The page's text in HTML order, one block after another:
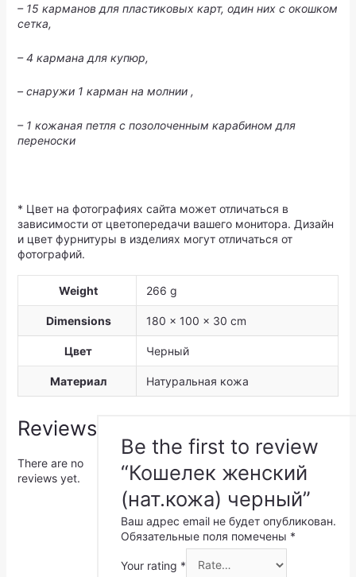
– 15 карманов для пластиковых карт, один них с окошком
сетка,
– 4 кармана для купюр,
– снаружи 1 карман на молнии ,
– 1 кожаная петля с позолоченным карабином для
переноски
* Цвет на фотографиях сайта может отличаться в
зависимости от цветопередачи вашего монитора. Дизайн
и цвет фурнитуры в изделиях могут отличаться от
фотографий.
Weight 266 g
Dimensions 180 × 100 × 30 cm
Цвет Черный
Материал Натуральная кожа
Reviews
There are no
reviews yet.
Be the first to review
“Кошелек женский
(нат.кожа) черный”
Ваш адрес email не будет опубликован.
Обязательные поля помечены *
Your rating *